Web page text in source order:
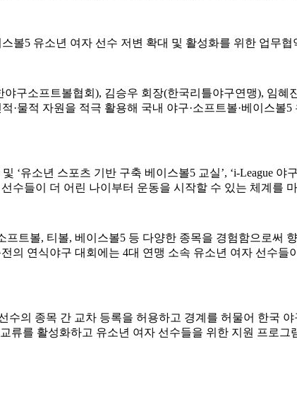
볼5 유소년 여자 선수 저변 확대 및 활성화를 위한 업무
구소프트볼협회), 김승우 회장(한국리틀야구연맹), 임
·물적 자원을 적극 활용해 국내 야구·소프트볼·베이스
‘유소년 스포츠 기반 구축 베이스볼5 교실’, ‘i-League
수들이 더 어린 나이부터 운동을 시작할 수 있는 체계를
트볼, 티볼, 베이스볼5 등 다양한 종목을 경험함으로써
의 연식야구 대회에는 4대 연맹 소속 유소년 여자 선수
수의 종목 간 교차 등록을 허용하고 경계를 허물어 한국
류를 활성화하고 유소년 여자 선수들을 위한 지원 프로